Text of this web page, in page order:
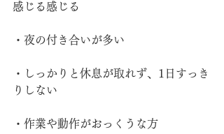
感じる感じる
・夜の付き合いが多い
・しっかりと休息が取れず、1日すっき
りしない
・作業や動作がおっくうな方